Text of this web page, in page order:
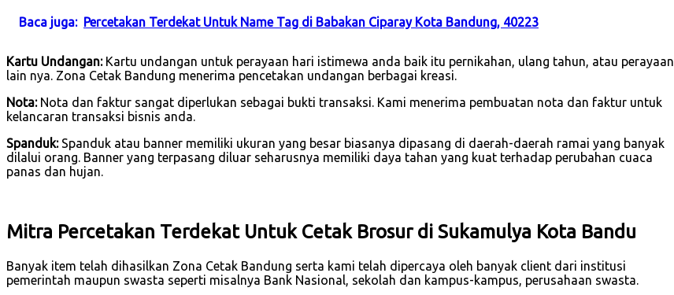
Baca juga: Percetakan Terdekat Untuk Name Tag di Babakan Ciparay Kota Bandung, 40223
Kartu Undangan:Kartu undangan untuk perayaan hari istimewa anda baik itu pernikahan, ulang tahun, atau perayaan
lain nya. Zona Cetak Bandung menerima pencetakan undangan berbagai kreasi.
Nota:Nota dan faktur sangat diperlukan sebagai bukti transaksi. Kami menerima pembuatan nota dan faktur untuk
kelancaran transaksi bisnis anda.
Spanduk:Spanduk atau banner memiliki ukuran yang besar biasanya dipasang di daerah-daerah ramai yang banyak
dilalui orang. Banner yang terpasang diluar seharusnya memiliki daya tahan yang kuat terhadap perubahan cuaca
panas dan hujan.
Mitra Percetakan Terdekat Untuk Cetak Brosur di Sukamulya Kota Bandu
Banyak item telah dihasilkan Zona Cetak Bandung serta kami telah dipercaya oleh banyak client dari institusi
pemerintah maupun swasta seperti misalnya Bank Nasional, sekolah dan kampus-kampus, perusahaan swasta.